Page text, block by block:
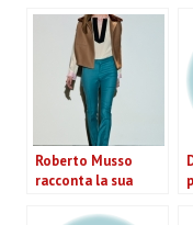
Roberto Musso
racconta la sua
prossimo inverno